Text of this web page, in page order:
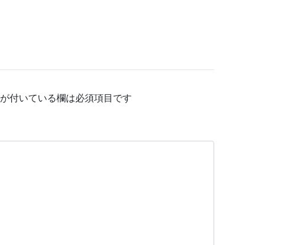
が付いている欄は必須項目です